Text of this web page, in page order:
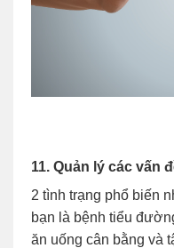
11. Quản lý các vấn
2 tình trạng phổ biến
bạn là bệnh tiểu
ăn uống cân bằng và